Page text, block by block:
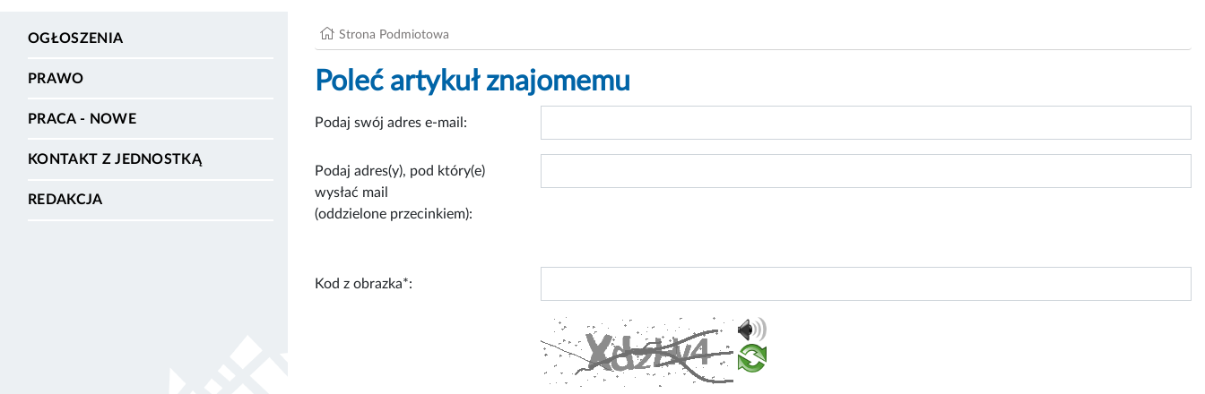
OGŁOSZENIA
PRAWO
PRACA - NOWE
KONTAKT Z JEDNOSTKĄ
REDAKCJA
Strona Podmiotowa
Poleć artykuł znajomemu
Podaj swój adres e-mail:
Podaj adres(y), pod który(e)
wysłać mail
(oddzielone przecinkiem):
Kod z obrazka*: